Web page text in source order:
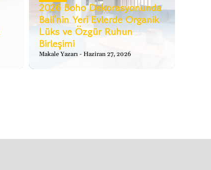
2026 Boho Dekorasyonunda
Bali’nin Yeri Evlerde Organik
Lüks ve Özgür Ruhun
Birleşimi
Makale Yazarı Haziran 27, 2026